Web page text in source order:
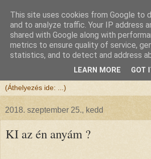
Félix atya
Szeretettel köszöntöm a honlapomra
2018. szeptember 25., kedd
KI az én anyám ?
This site uses cookies from Google to
and to analyze traffic. Your IP address
shared with Google along with
metrics to ensure quality of service,
statistics, and to detect and address
LEARN MORE GOT